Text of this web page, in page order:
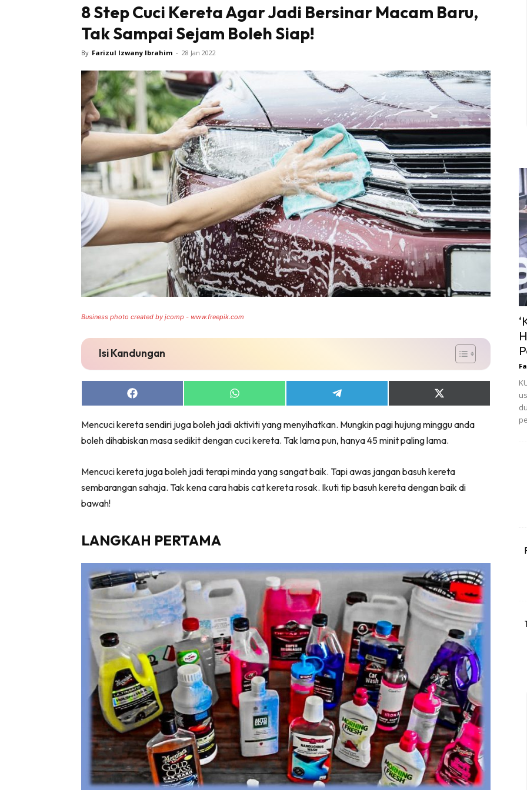
8 Step Cuci Kereta Agar Jadi Bersinar Macam Baru,
Tak Sampai Sejam Boleh Siap!
By Farizul Izwany Ibrahim - 28 Jan 2022
Business photo created by jcomp - www.freepik.com
Isi Kandungan
Share
on
Share
on
Share
on
Share
on
(Twitter)
Mencuci kereta sendiri juga boleh jadi aktiviti yang menyihatkan. Mungkin pagi hujung minggu anda
boleh dihabiskan masa sedikit dengan cuci kereta. Tak lama pun, hanya 45 minit paling lama.
Mencuci kereta juga boleh jadi terapi minda yang sangat baik. Tapi awas jangan basuh kereta
sembarangan sahaja. Tak kena cara habis cat kereta rosak. Ikuti tip basuh kereta dengan baik di
bawah!
LANGKAH PERTAMA